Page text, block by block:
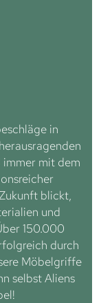
in
immer mit dem
blickt,
und
150.000
durch
Möbelgriffe
selbst Aliens